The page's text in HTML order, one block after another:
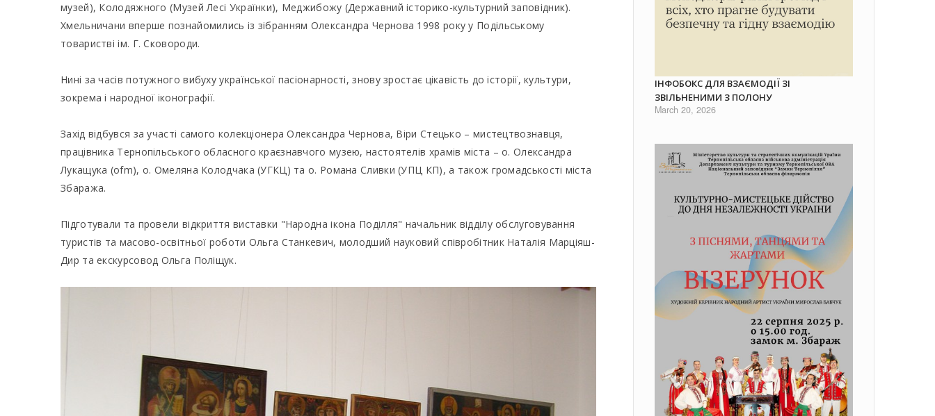
музей), Колодяжного (Музей Лесі Українки), Меджибожу (Державний історико-культурний заповідник).
Хмельничани вперше познайомились із зібранням Олександра Чернова 1998 року у Подільському
товаристві ім. Г. Сковороди.
Нині за часів потужного вибуху української пасіонарності, знову зростає цікавість до історії, культури,
зокрема і народної іконографії.
Захід відбувся за участі самого колекціонера Олександра Чернова, Віри Стецько – мистецтвознавця,
працівника Тернопільського обласного краєзнавчого музею, настоятелів храмів міста – о. Олександра
Лукащука (ofm), о. Омеляна Колодчака (УГКЦ) та о. Романа Сливки (УПЦ КП), а також громадськості міста
Збаража.
Підготували та провели відкриття виставки "Народна ікона Поділля" начальник відділу обслуговування
туристів та масово-освітньої роботи Ольга Станкевич, молодший науковий співробітник Наталія Марціяш-
Дир та екскурсовод Ольга Поліщук.
ІНФОБОКС ДЛЯ ВЗАЄМОДІЇ ЗІ
ЗВІЛЬНЕНИМИ З ПОЛОНУ
March 20, 2026